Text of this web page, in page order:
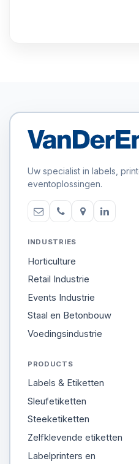
Uw specialist in labels,
eventoplossingen.
INDUSTRIES
Horticulture
Retail Industrie
Events Industrie
Staal en Betonbouw
Voedingsindustrie
PRODUCTS
Labels & Etiketten
Sleufetiketten
Steeketiketten
Zelfklevende etiketten
Labelprinters en